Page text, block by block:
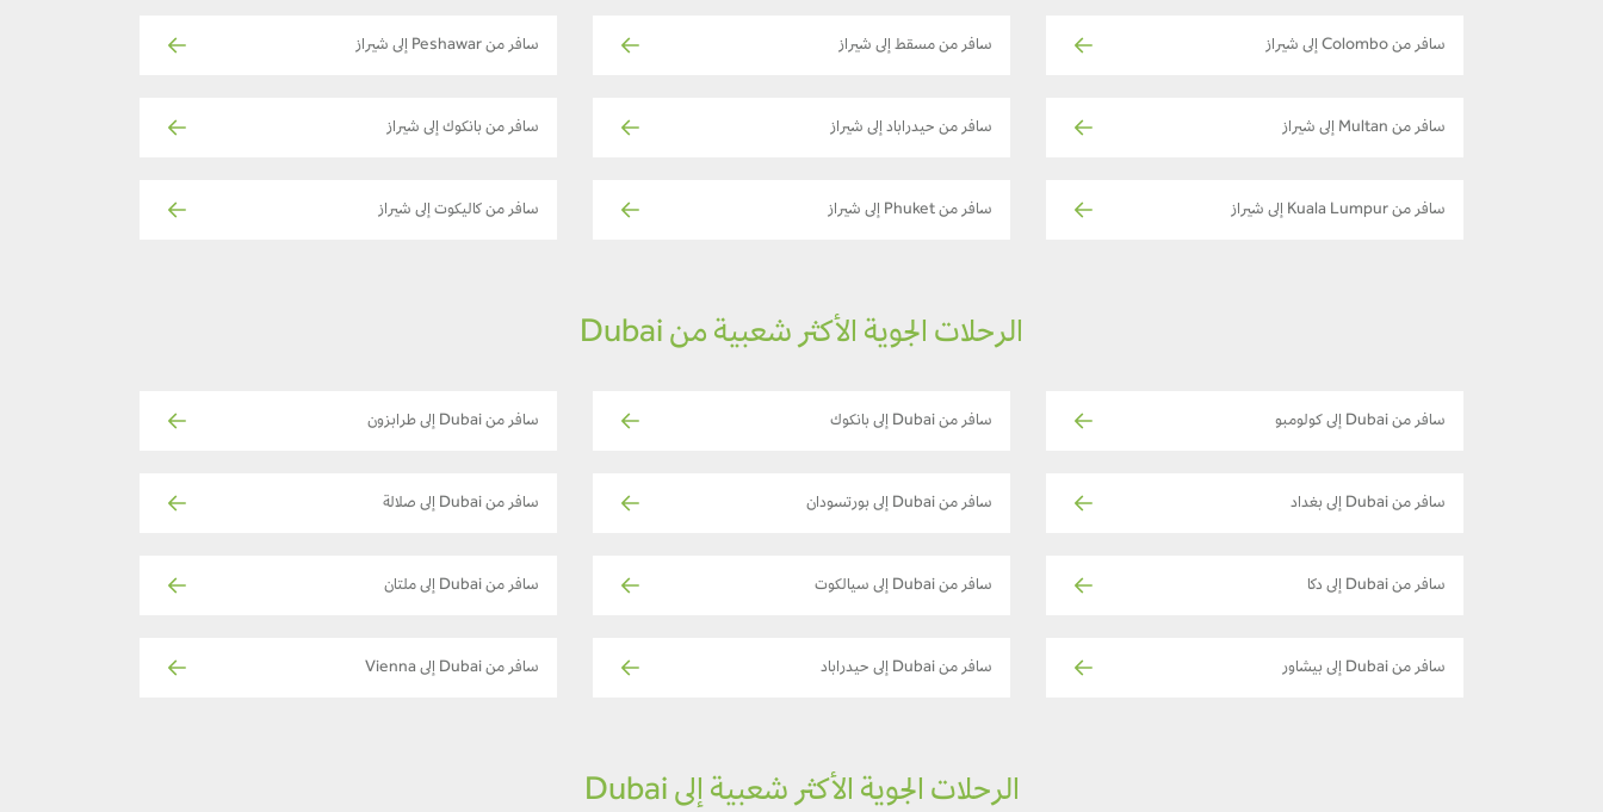
سافر من Colombo إلى شيراز سافر من مسقط إلى شيراز سافر من Peshawar إلى شيراز
سافر من Multan إلى شيراز سافر من حيدراباد إلى شيراز سافر من بانكوك إلى شيراز
سافر من Kuala Lumpur إلى شيراز سافر من Phuket إلى شيراز سافر من كاليكوت إلى شيراز
الرحلات الجوية الأكثر شعبية من Dubai
سافر من Dubai إلى كولومبو سافر من Dubai إلى بانكوك سافر من Dubai إلى طرابزون
سافر من Dubai إلى بغداد سافر من Dubai إلى بورتسودان سافر من Dubai إلى صلالة
سافر من Dubai إلى دكا سافر من Dubai إلى سيالكوت سافر من Dubai إلى ملتان
سافر من Dubai إلى بيشاور سافر من Dubai إلى حيدراباد سافر من Dubai إلى Vienna
الرحلات الجوية الأكثر شعبية إلى Dubai